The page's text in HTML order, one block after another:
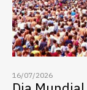
16/07/2026